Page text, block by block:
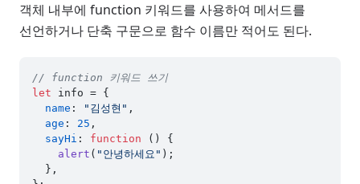
객체 내부에 function 키워드를 사용하여 메서드를
선언하거나 단축 구문으로 함수 이름만 적어도 된다.
// function 키워드 쓰기
let info = {
name : "김성현" ,
age : 25 ,
sayHi : function ( ) {
alert ( "안녕하세요" );